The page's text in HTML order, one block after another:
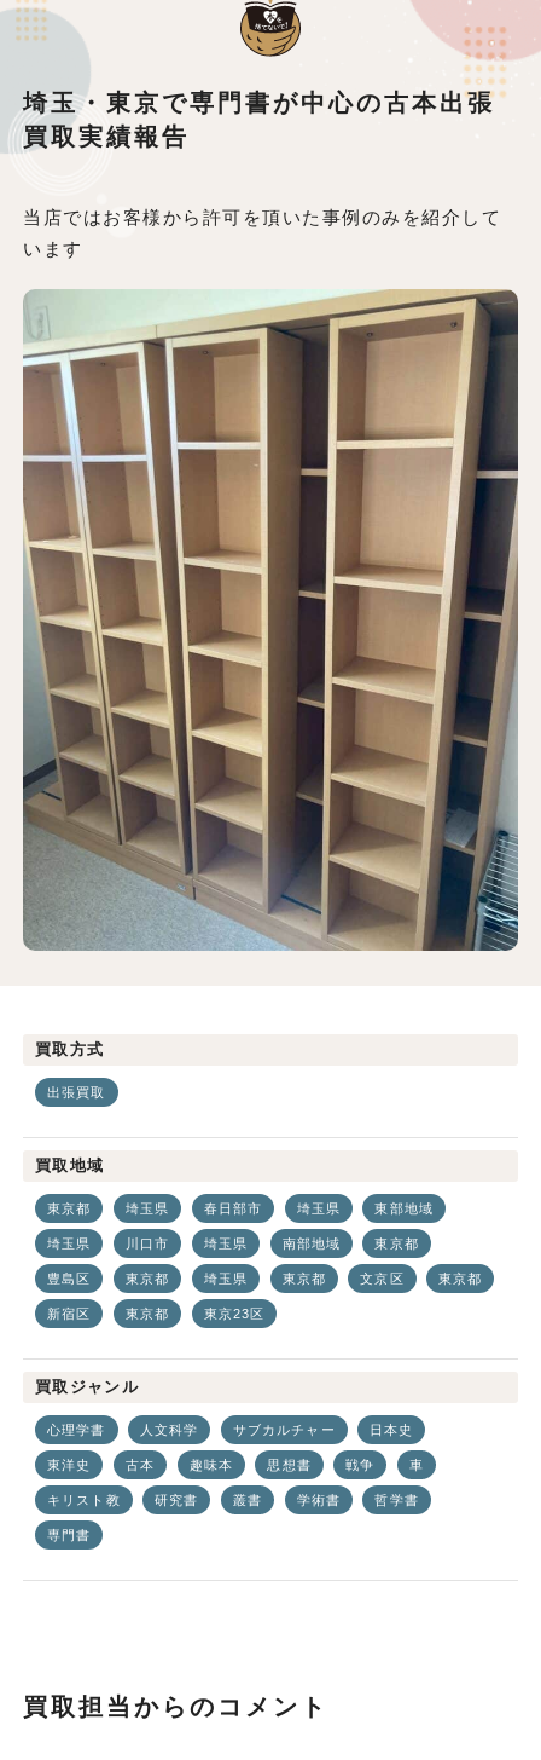
埼玉・東京で専門書が中心の古本出張
買取実績報告
当店ではお客様から許可を頂いた事例のみを紹介して
います
買取方式
出張買取
買取地域
東京都 埼玉県 春日部市 埼玉県 東部地域
埼玉県 川口市 埼玉県 南部地域 東京都
豊島区 東京都 埼玉県 東京都 文京区 東京都
新宿区 東京都 東京23区
買取ジャンル
心理学書 人文科学 サブカルチャー 日本史
東洋史 古本 趣味本 思想書 戦争 車
キリスト教 研究書 叢書 学術書 哲学書
専門書
買取担当からのコメント